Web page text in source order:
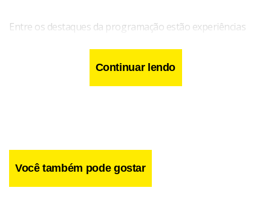
Entre os destaques da programação estão experiências
dedicadas às nascentes e veredas do Cerrado,
frequentemente chamado de “caixa d’água do Brasil” por
sua importância para o abastecimento hídrico nacional. A
Continuar lendo
Você também pode gostar